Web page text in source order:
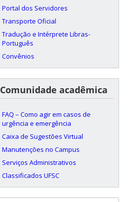
Portal dos Servidores
Transporte Oficial
Tradução e Intérprete Libras-
Português
Convênios
Comunidade acadêmica
FAQ – Como agir em casos de
urgência e emergência
Caixa de Sugestões Virtual
Manutenções no Campus
Serviços Administrativos
Classificados UFSC